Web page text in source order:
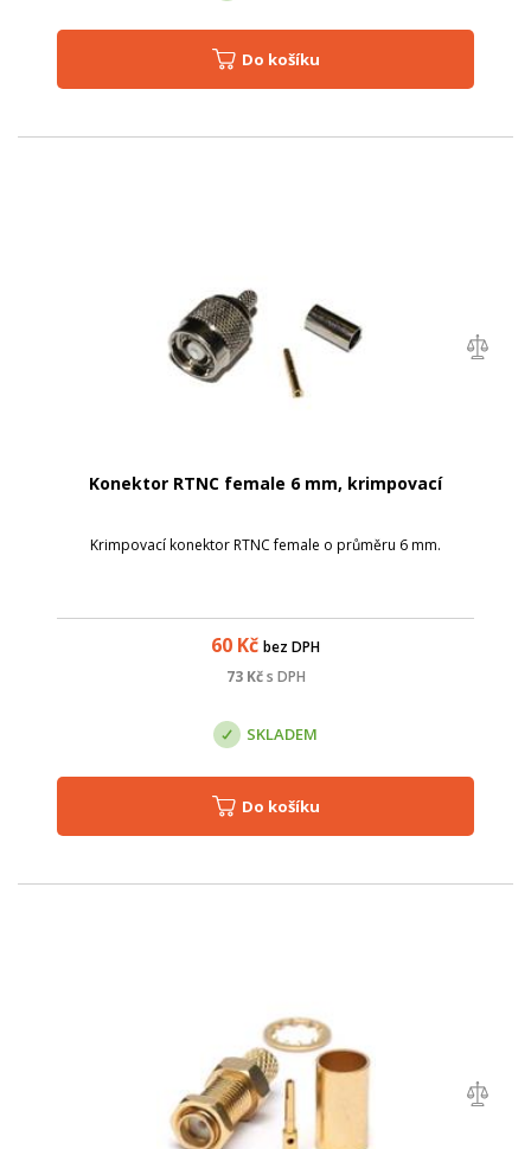
Do košíku
Konektor RTNC female 6 mm, krimpovací
Krimpovací konektor RTNC female o průměru 6 mm.
60 Kč bez DPH
73Kč s DPH
SKLADEM
Do košíku